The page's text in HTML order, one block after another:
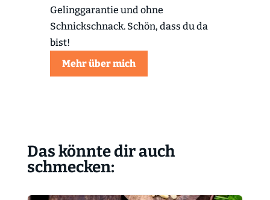
Gelinggarantie und ohne
Schnickschnack. Schön, dass du da
bist!
Mehr über mich
Das könnte dir auch
schmecken: